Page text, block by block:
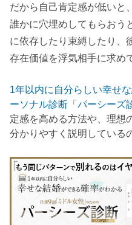
だから自己肯定感が低いと
誰かに穴埋めしてもらおう
に依存したり束縛したり、
存在価値を浮気相手に求め
1年以内に自分らしい幸せ
ーソナル診断「パーシーズ
定感を高める方法や、理想
分かりやすく説明している